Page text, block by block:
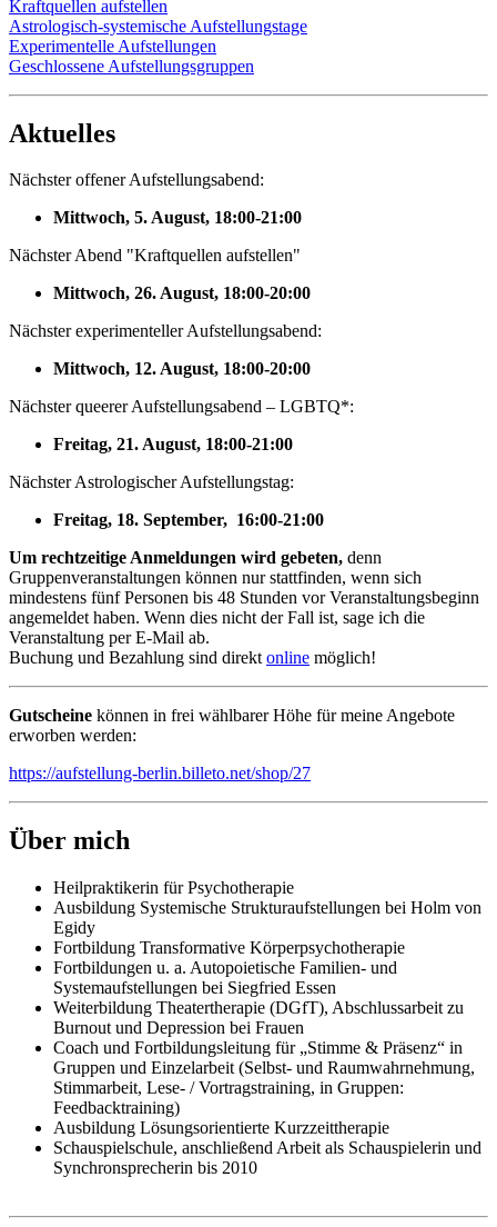
Kraftquellen aufstellen
Astrologisch-systemische Aufstellungstage
Experimentelle Aufstellungen
Geschlossene Aufstellungsgruppen
Aktuelles
Nächster offener Aufstellungsabend:
Mittwoch, 5. August, 18:00-21:00
Nächster Abend "Kraftquellen aufstellen"
Mittwoch, 26. August, 18:00-20:00
Nächster experimenteller Aufstellungsabend:
Mittwoch, 12. August, 18:00-20:00
Nächster queerer Aufstellungsabend – LGBTQ*:
Freitag, 21. August, 18:00-21:00
Nächster Astrologischer Aufstellungstag:
Freitag, 18. September, 16:00-21:00
Um rechtzeitige Anmeldungen wird gebeten, denn
Gruppenveranstaltungen können nur stattfinden, wenn sich
mindestens fünf Personen bis 48 Stunden vor Veranstaltungsbeginn
angemeldet haben. Wenn dies nicht der Fall ist, sage ich die
Veranstaltung per E-Mail ab.
Buchung und Bezahlung sind direktonline möglich!
Gutscheine können in frei wählbarer Höhe für meine Angebote
erworben werden:
https://aufstellung-berlin.billeto.net/shop/27
Über mich
Heilpraktikerin für Psychotherapie
Ausbildung Systemische Strukturaufstellungen bei Holm von
Egidy
Fortbildung Transformative Körperpsychotherapie
Fortbildungen u. a. Autopoietische Familien- und
Systemaufstellungen bei Siegfried Essen
Weiterbildung Theatertherapie (DGfT), Abschlussarbeit zu
Burnout und Depression bei Frauen
Coach und Fortbildungsleitung für „Stimme & Präsenz“ in
Gruppen und Einzelarbeit (Selbst- und Raumwahrnehmung,
Stimmarbeit, Lese- / Vortragstraining, in Gruppen:
Feedbacktraining)
Ausbildung Lösungsorientierte Kurzzeittherapie
Schauspielschule, anschließend Arbeit als Schauspielerin und
Synchronsprecherin bis 2010